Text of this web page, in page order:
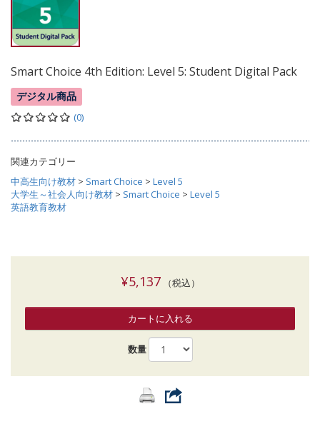
Smart Choice 4th Edition: Level 5: Student Digital Pack
デジタル商品
(0)
関連カテゴリー
中高生向け教材 > Smart Choice > Level 5
大学生～社会人向け教材 > Smart Choice > Level 5
英語教育教材
¥5,137（税込）
カートに入れる
数量